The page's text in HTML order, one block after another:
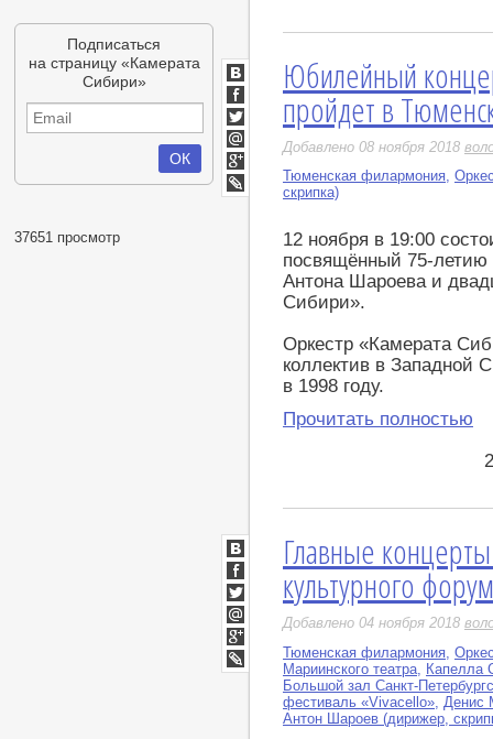
Подписаться
на страницу «Камерата
Сибири»
37651 просмотр
Юбилейный
пройдет в
Добавлено 08 ноября 2018
Тюменская филармония,
скрипка)
12 ноября в 19:00
посвящённый 75-летию
Антона Шароева и
Сибири».
Оркестр «Камерата
коллектив в Западной
в 1998 году.
Прочитать полностью
ВКонтакте
Facebook
Twitter
Мой
Мир
Google+
LiveJournal
Главные
культурного
Добавлено 04 ноября 2018
Тюменская филармония
Мариинского театра
Капелла
Большой зал Санкт-
фестиваль «Vivacello» Денис
Антон Шароев (дирижер,
ВКонтакте
Facebook
Twitter
Мой
Мир
Google+
LiveJournal